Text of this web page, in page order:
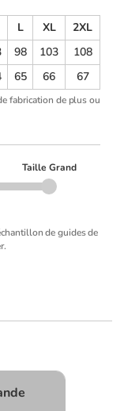
L XL
2XL
98 103
108
65 66 67
fabrication de plus ou
Taille Grand
de guides de